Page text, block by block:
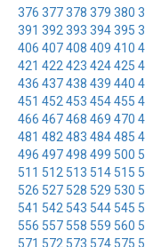
376 377378 379 380
391 392 393 394395
406 407408 409 410
421 422 423 424425
436 437438 439 440
451 452 453 454455
466 467468 469 470
481 482 483 484485
496 497498 499 500
511 512 513 514 515
526 527 528 529 530
541 542 543 544 545
556 557 558 559 560
571 572 573 574 575